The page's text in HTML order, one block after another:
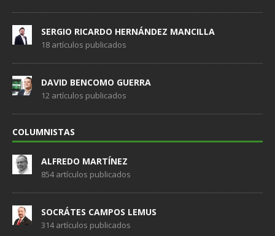
SERGIO RICARDO HERNÁNDEZ MANCILLA
18 artículos publicados
DAVID BENCOMO GUERRA
12 artículos publicados
COLUMNISTAS
ALFREDO MARTÍNEZ
854 artículos publicados
SOCRÁTES CAMPOS LEMUS
314 artículos publicados